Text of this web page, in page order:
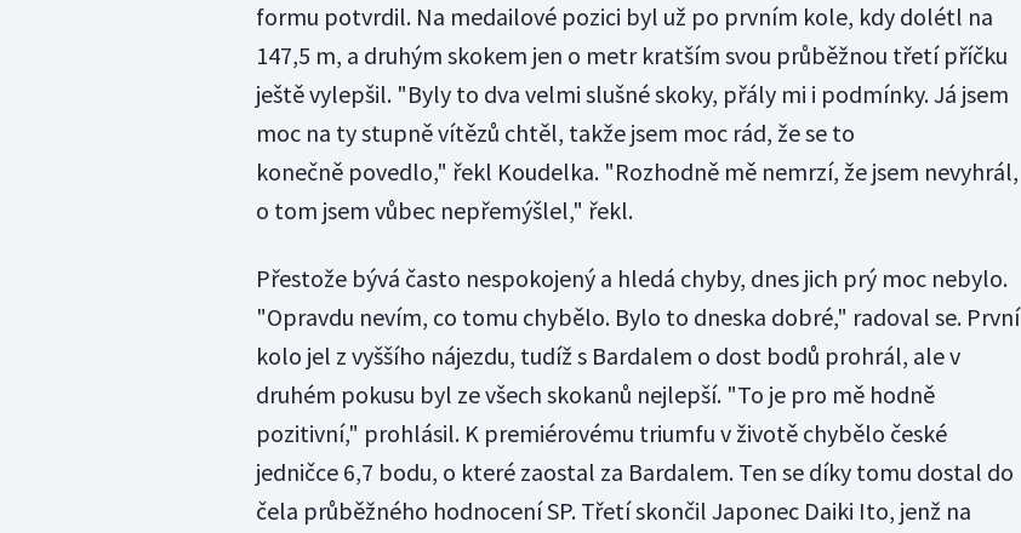
formu potvrdil. Na medailové pozici byl už po prvním kole, kdy dolétl na
147,5 m, a druhým skokem jen o metr kratším svou průběžnou třetí příčku
ještě vylepšil. "Byly to dva velmi slušné skoky, přály mi i podmínky. Já jsem
moc na ty stupně vítězů chtěl, takže jsem moc rád, že se to
konečně povedlo," řekl Koudelka. "Rozhodně mě nemrzí, že jsem nevyhrál,
o tom jsem vůbec nepřemýšlel," řekl.
Přestože bývá často nespokojený a hledá chyby, dnes jich prý moc nebylo.
"Opravdu nevím, co tomu chybělo. Bylo to dneska dobré," radoval se. První
kolo jel z vyššího nájezdu, tudíž s Bardalem o dost bodů prohrál, ale v
druhém pokusu byl ze všech skokanů nejlepší. "To je pro mě hodně
pozitivní," prohlásil. K premiérovému triumfu v životě chybělo české
jedničce 6,7 bodu, o které zaostal za Bardalem. Ten se díky tomu dostal do
čela průběžného hodnocení SP. Třetí skončil Japonec Daiki Ito, jenž na